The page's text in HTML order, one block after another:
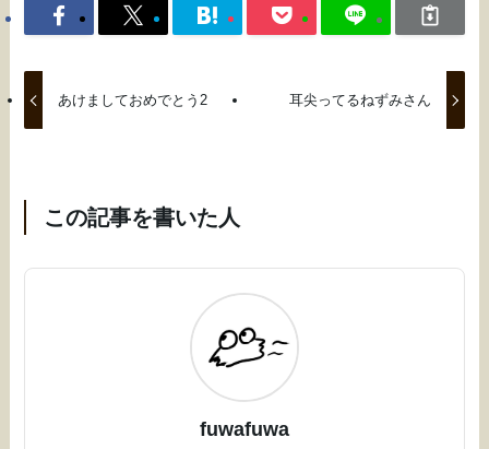
あけましておめでとう2 耳尖ってるねずみさん
この記事を書いた人
fuwafuwa